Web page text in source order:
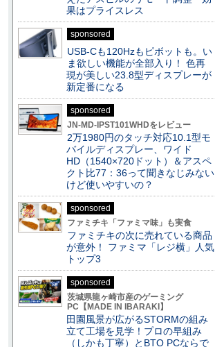
果はプライスレス
sponsored
USB-Cも120Hzもピボットも。い
ま欲しい機能が全部入り！ 色再
現が美しい23.8型ディスプレーが
新定番になる
sponsored
JN-MD-IPST101WHDをレビュー
2万1980円のタッチ対応10.1型モ
バイルディスプレー、ワイド
HD（1540×720ドット）＆アスペ
クト比77：36って聞きなじみない
けど使いやすいの？
sponsored
ファミチキ「ファミマ味」も実食
ファミチキの次に売れている商品
が意外！ ファミマ「レジ横」人気
トップ3
sponsored
茨城県龍ヶ崎市産のゲーミング
PC【MADE IN IBARAKI】
田園風景が広がるSTORMの組み
立て工場を見学！プロの早組み
（しかも丁寧）とBTO PCならで